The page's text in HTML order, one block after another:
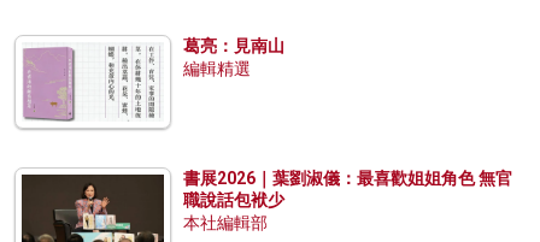
葛亮：見南山
編輯精選
書展2026｜葉劉淑儀：最喜歡姐姐角色 無官
職說話包袱少
本社編輯部